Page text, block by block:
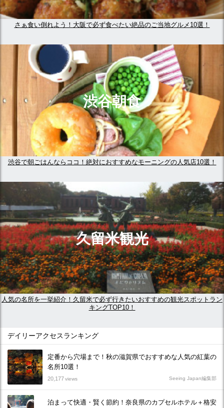
さぁ食い倒れよう！大阪で必ず食べたい絶品のご当地グルメ10選！
渋谷朝食
渋谷で朝ごはんならココ！絶対におすすめなモーニングの人気店10選！
久留米観光
人気の名所を一挙紹介！久留米で必ず行きたいおすすめの観光スポットラン
キングTOP10！
デイリーアクセスランキング
定番から穴場まで！秋の滋賀県でおすすめな人気の紅葉の
名所10選！
20,177views Seeing Japan編集部
泊まって快適・賢く節約！奈良県のカプセルホテル＋格安